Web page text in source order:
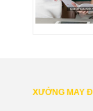
XƯỞNG MAY